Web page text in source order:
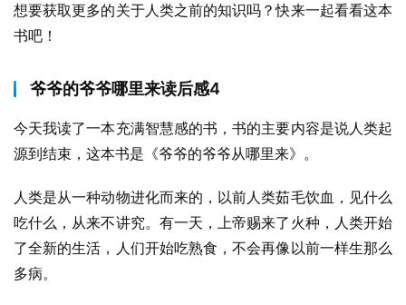
想要获取更多的关于人类之前的知识吗？快来一起看看这本
书吧！
爷爷的爷爷哪里来读后感4
今天我读了一本充满智慧感的书，书的主要内容是说人类起
源到结束，这本书是《爷爷的爷爷从哪里来》。
人类是从一种动物进化而来的，以前人类茹毛饮血，见什么
吃什么，从来不讲究。有一天，上帝赐来了火种，人类开始
了全新的生活，人们开始吃熟食，不会再像以前一样生那么
多病。